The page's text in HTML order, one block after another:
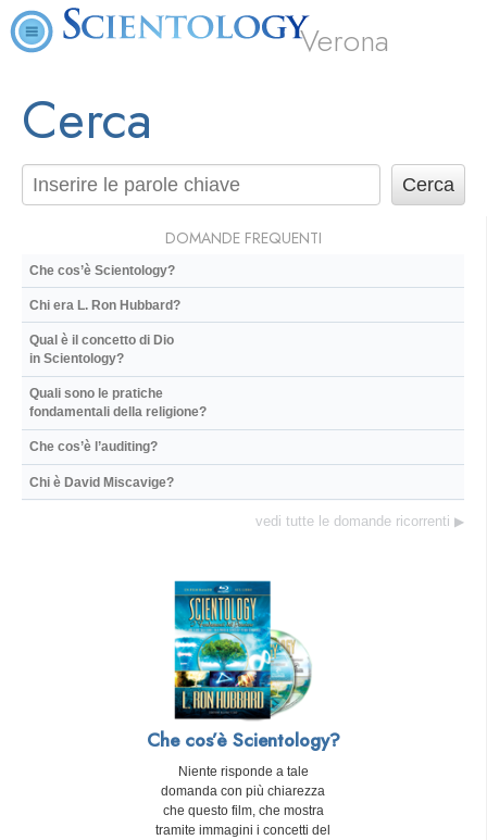
Verona
Cerca
DOMANDE FREQUENTI
Che cos’è Scientology?
Chi era L. Ron Hubbard?
Qual è il concetto di Dio
in Scientology?
Quali sono le pratiche
fondamentali della religione?
Che cos’è l’auditing?
Chi è David Miscavige?
vedi tutte le domande ricorrenti ▶
Che cos’è Scientology?
Niente risponde a tale
domanda con più chiarezza
che questo film, che mostra
tramite immagini i concetti del